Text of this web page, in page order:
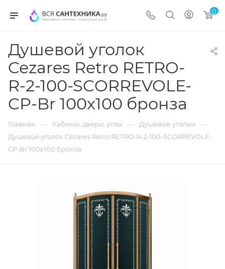
0
Душевой уголок
Cezares Retro RETRO-
R-2-100-SCORREVOLE-
CP-Br 100х100 бронза
Главная — Кабины, двери, углы — Душевые уголки —
Душевой уголок Cezares Retro RETRO-R-2-100-SCORREVOLE-
CP-Br 100х100 бронза